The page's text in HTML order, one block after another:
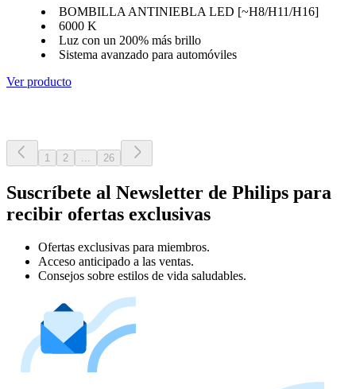
BOMBILLA ANTINIEBLA LED [~H8/H11/H16]
6000 K
Luz con un 200% más brillo
Sistema avanzado para automóviles
Ver producto
1 2 26
Suscríbete al Newsletter de Philips para
recibir ofertas exclusivas
Ofertas exclusivas para miembros.
Acceso anticipado a las ventas.
Consejos sobre estilos de vida saludables.